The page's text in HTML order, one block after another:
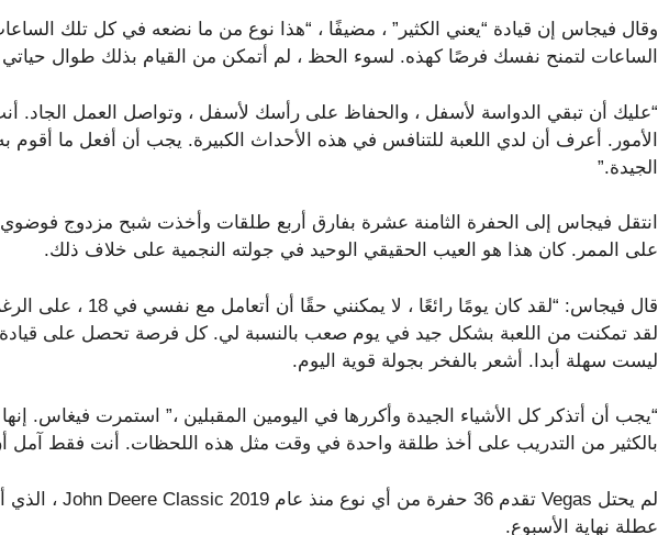
وقال فيجاس إن قيادة “يعني الكثير” ، مضيفًا ، “هذا نوع من ما نضعه في كل تلك
الساعات لتمنح نفسك فرصًا كهذه. لسوء الحظ ، لم أتمكن من القيام بذلك طوال حياتي
“عليك أن تبقي الدواسة لأسفل ، والحفاظ على رأسك لأسفل ، وتواصل العمل الجاد.
الأمور. أعرف أن لدي اللعبة للتنافس في هذه الأحداث الكبيرة. يجب أن أفعل ما أقوم
الجيدة.”
انتقل فيجاس إلى الحفرة الثامنة عشرة بفارق أربع طلقات وأخذت شبح مزدوج
على الممر. كان هذا هو العيب الحقيقي الوحيد في جولته النجمية على خلاف ذلك.
قال فيجاس: “لقد كان يومًا
لقد تمكنت من اللعبة بشكل جيد في يوم صعب بالنسبة لي. كل فرصة تحصل على
ليست سهلة أبدا. أشعر بالفخر بجولة قوية اليوم.
“يجب أن أتذكر كل الأشياء الجيدة وأكررها في اليومين المقبلين ،” استمرت فيغاس.
بالكثير من التدريب على أخذ طلقة واحدة في وقت مثل هذه اللحظات. أنت فقط آمل
عطلة نهاية الأسبوع.